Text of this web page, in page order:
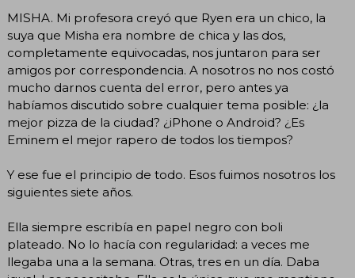
MISHA. Mi profesora creyó que Ryen era un chico, la
suya que Misha era nombre de chica y las dos,
completamente equivocadas, nos juntaron para ser
amigos por correspondencia. A nosotros no nos costó
mucho darnos cuenta del error, pero antes ya
habíamos discutido sobre cualquier tema posible: ¿la
mejor pizza de la ciudad? ¿iPhone o Android? ¿Es
Eminem el mejor rapero de todos los tiempos?
Y ese fue el principio de todo. Esos fuimos nosotros los
siguientes siete años.
Ella siempre escribía en papel negro con boli
plateado. No lo hacía con regularidad: a veces me
llegaba una a la semana. Otras, tres en un día. Daba